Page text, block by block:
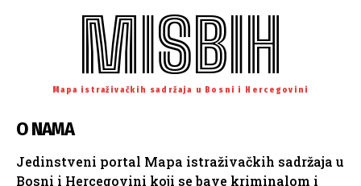
MISBIH
Mapa istraživačkih sadržaja u Bosni i Hercegovini
O NAMA
Jedinstveni portal Mapa istraživačkih sadržaja u
Bosni i Hercegovini koji se bave kriminalom i